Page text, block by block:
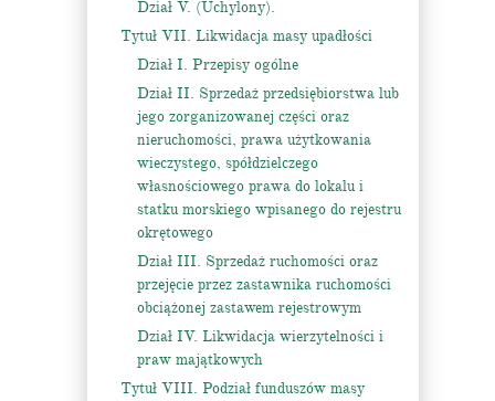
Dział V. (Uchylony).
Tytuł VII. Likwidacja masy upadłości
Dział I. Przepisy ogólne
Dział II. Sprzedaż przedsiębiorstwa lub
jego zorganizowanej części oraz
nieruchomości, prawa użytkowania
wieczystego, spółdzielczego
własnościowego prawa do lokalu i
statku morskiego wpisanego do rejestru
okrętowego
Dział III. Sprzedaż ruchomości oraz
przejęcie przez zastawnika ruchomości
obciążonej zastawem rejestrowym
Dział IV. Likwidacja wierzytelności i
praw majątkowych
Tytuł VIII. Podział funduszów masy